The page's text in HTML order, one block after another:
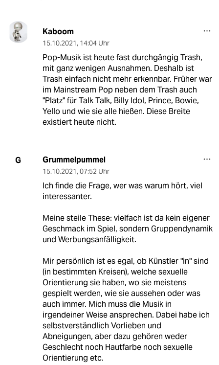
Kaboom
15.10.2021, 14:04 Uhr
Pop-Musik ist heute fast durchgängig Trash,
mit ganz wenigen Ausnahmen. Deshalb ist
Trash einfach nicht mehr erkennbar. Früher war
im Mainstream Pop neben dem Trash auch
"Platz" für Talk Talk, Billy Idol, Prince, Bowie,
Yello und wie sie alle hießen. Diese Breite
existiert heute nicht.
G Grummelpummel
15.10.2021, 07:52 Uhr
Ich finde die Frage, wer was warum hört, viel
interessanter.
Meine steile These: vielfach ist da kein eigener
Geschmack im Spiel, sondern Gruppendynamik
und Werbungsanfälligkeit.
Mir persönlich ist es egal, ob Künstler "in" sind
(in bestimmten Kreisen), welche sexuelle
Orientierung sie haben, wo sie meistens
gespielt werden, wie sie aussehen oder was
auch immer. Mich muss die Musik in
irgendeiner Weise ansprechen. Dabei habe ich
selbstverständlich Vorlieben und
Abneigungen, aber dazu gehören weder
Geschlecht noch Hautfarbe noch sexuelle
Orientierung etc.